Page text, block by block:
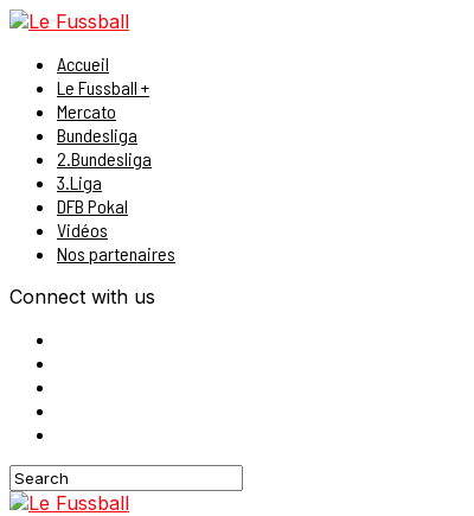
Accueil
Le Fussball +
Mercato
Bundesliga
2.Bundesliga
3.Liga
DFB Pokal
Vidéos
Nos partenaires
Connect with us